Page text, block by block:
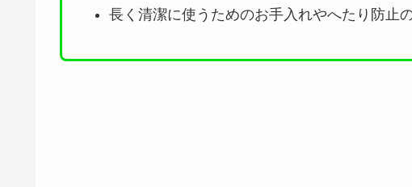
長く清潔に使うためのお手入れやへたり防止